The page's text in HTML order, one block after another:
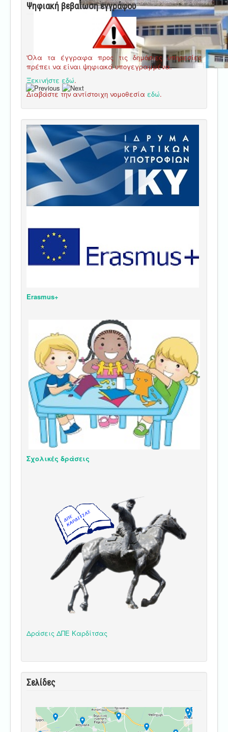
Ψηφιακή βεβαίωση εγγράφου
'Ολα τα έγγραφα προς τις δημόσιες υπηρεσίες
πρέπει να είναι ψηφιακά υπογεγραμμένα.
Ξεκινήστε εδώ.
Διαβάστε την αντίστοιχη νομοθεσία εδώ.
Erasmus+
Σχολικές δράσεις
Δράσεις ΔΠΕ Καρδίτσας
Σελίδες